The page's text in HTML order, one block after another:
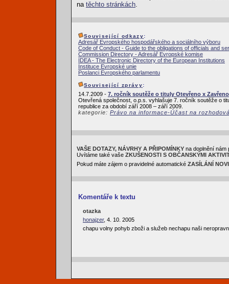
na těchto stránkách.
Související odkazy:
Adresář Evropského hospodářského a sociálního výboru
Code of Conduct - Guide to the obligations of officials and
Commission Directory - Adresář Evropské komise
IDEA - The Electronic Directory of the European Institutions
Instituce Evropské unie
Poslanci Evropského parlamentu
Související zprávy:
14.7.2009 - 7. ročník soutěže o tituly Otevřeno x Zavřeno
Otevřená společnost, o.p.s. vyhlašuje 7. ročník soutěže o
republice za období září 2008 – září 2009.
kategorie: Právo na informace-Účast na
VAŠE DOTAZY, NÁVRHY A PŘIPOMÍNKY na doplnění
Uvítáme také vaše ZKUŠENOSTI S OBČANSKÝMI
Pokud máte zájem o pravidelné automatické ZASÍLÁNÍ
Komentáře k textu
otazka
honajzer, 4. 10. 2005
chapu volny pohyb zboži a služeb nechapu naši